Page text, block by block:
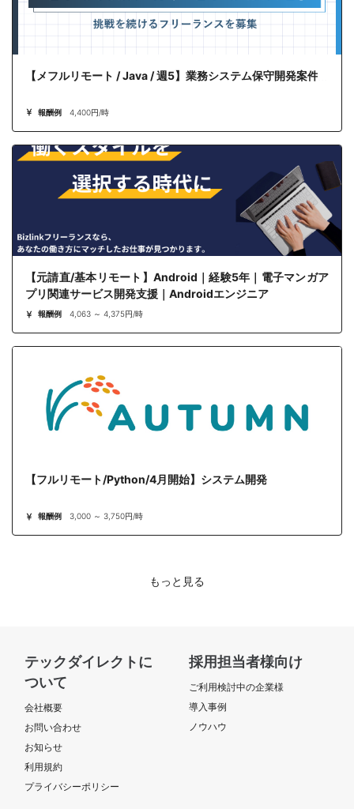
【メフルリモート / Java / 週5】業務システム保守開発案件
報酬例 4,400円/時
【元請直/基本リモート】Android｜経験5年｜電子マンガア
プリ関連サービス開発支援｜Androidエンジニア
報酬例 4,063 ～ 4,375円/時
【フルリモート/Python/4月開始】システム開発
報酬例 3,000 ～ 3,750円/時
もっと見る
テックダイレクトに
ついて
会社概要
お問い合わせ
お知らせ
利用規約
プライバシーポリシー
採用担当者様向け
ご利用検討中の企業様
導入事例
ノウハウ